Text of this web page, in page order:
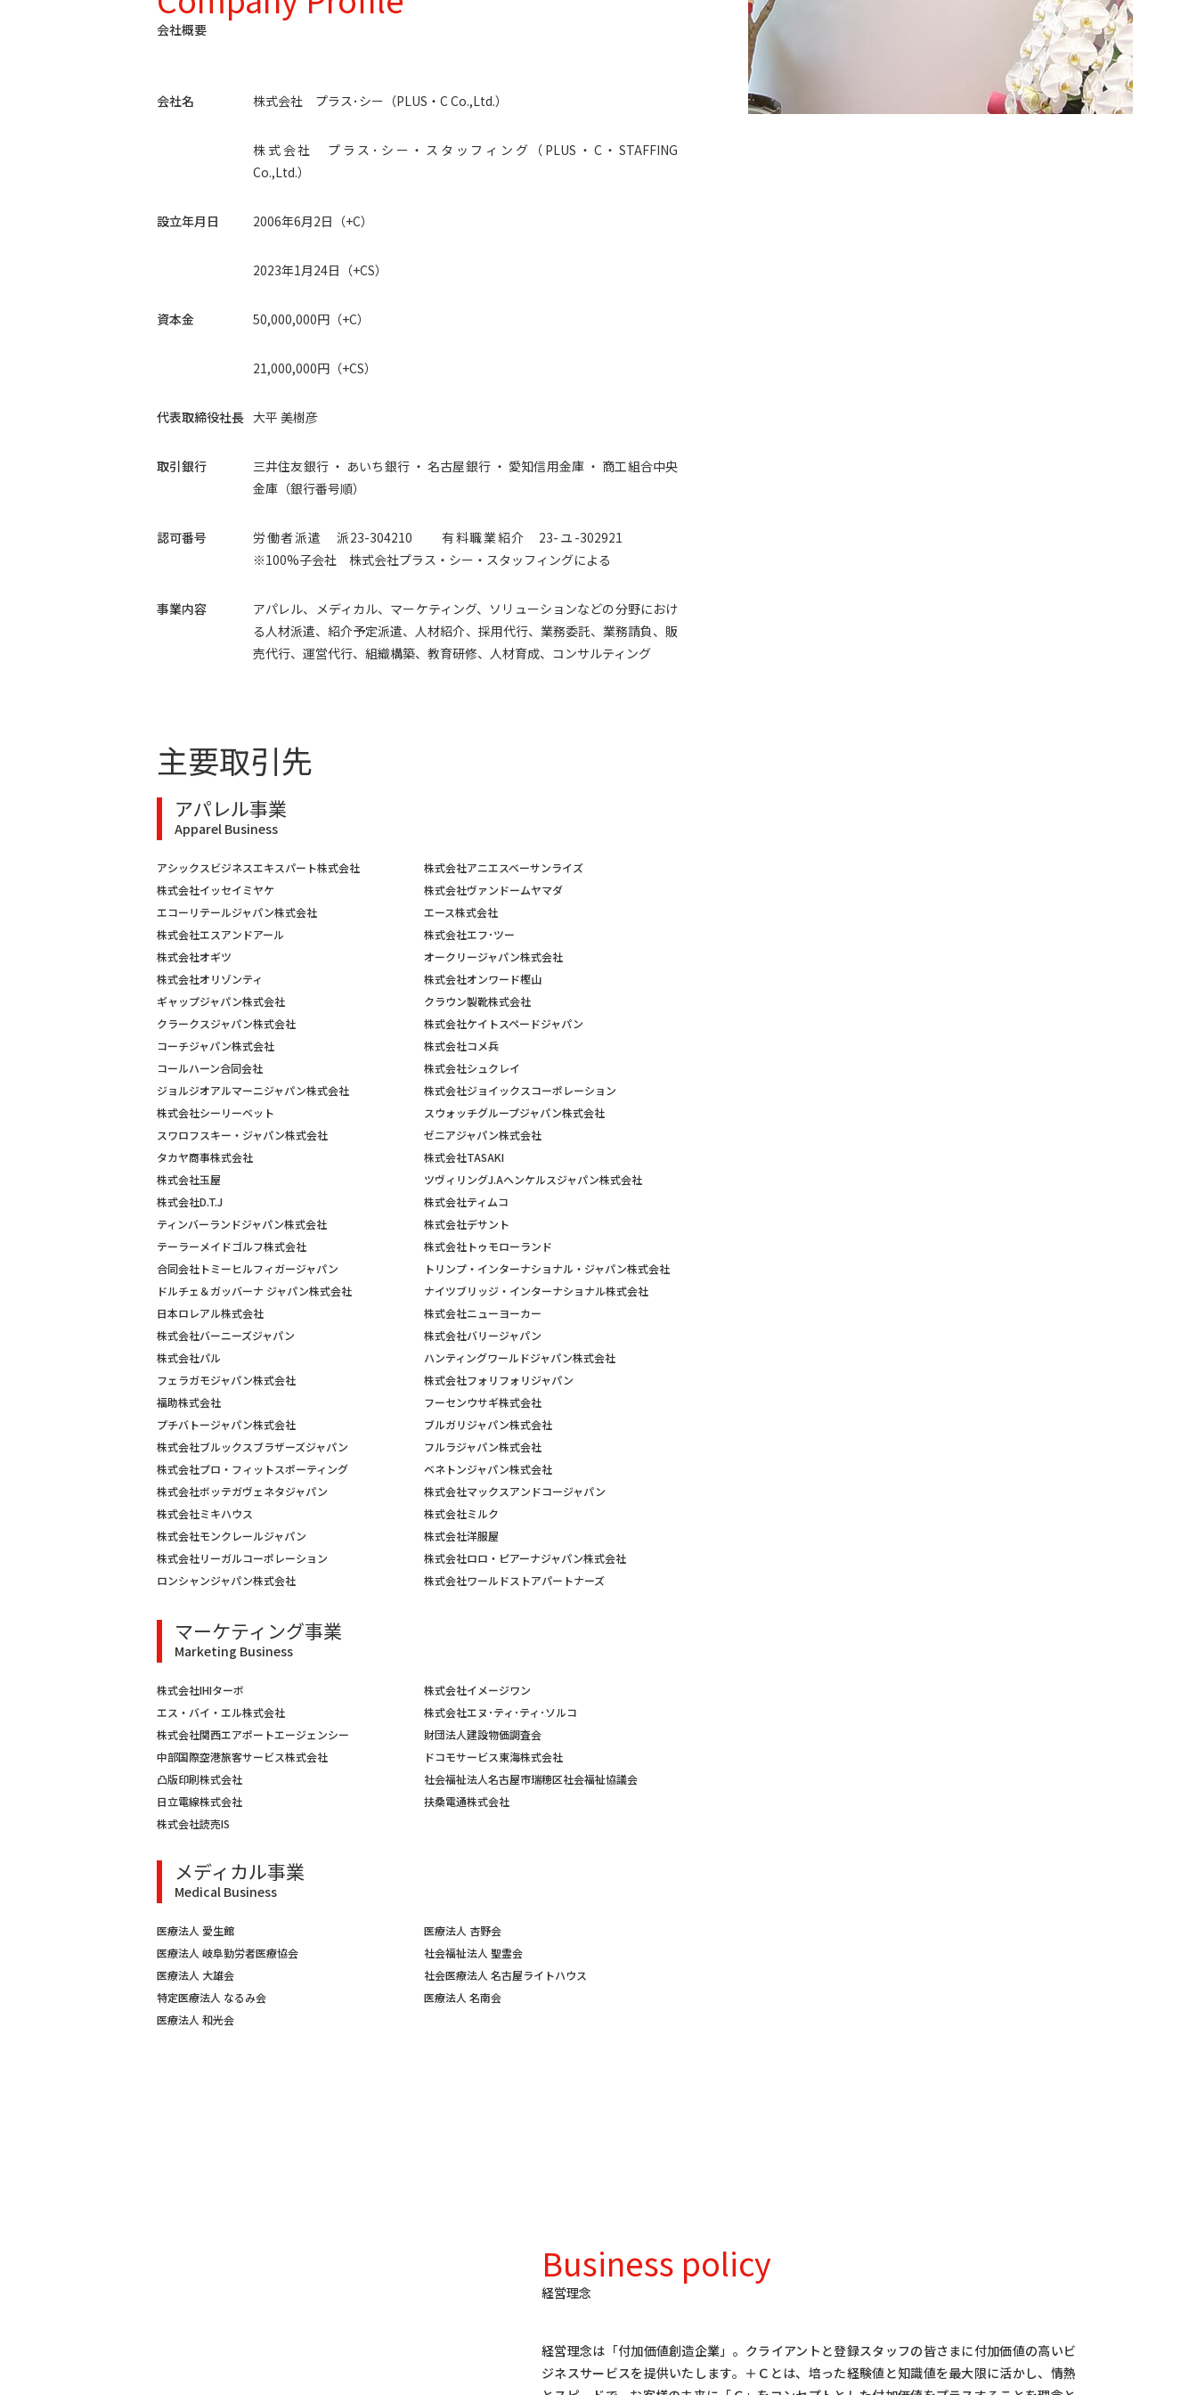
会社概要
会社名 株式会社 プラス･シー（PLUS・C Co.,Ltd.）
株式会社 プラス･シー・スタッフィング（PLUS・C・STAFFING
Co.,Ltd.）
設立年月日 2006年6月2日（+C）
2023年1月24日（+CS）
資本金 50,000,000円（+C）
21,000,000円（+CS）
代表取締役社長 大平 美樹彦
取引銀行
三井住友銀行 ・ あいち銀行 ・ 名古屋銀行 ・ 愛知信用金庫 ・ 商工組合中央
金庫（銀行番号順）
認可番号
労働者派遣 派23-304210 有料職業紹介 23-ユ-302921
※100%子会社 株式会社プラス・シー・スタッフィングによる
事業内容
アパレル、メディカル、マーケティング、ソリューションなどの分野におけ
る人材派遣、紹介予定派遣、人材紹介、採用代行、業務委託、業務請負、販
売代行、運営代行、組織構築、教育研修、人材育成、コンサルティング
主要取引先
アパレル事業
Apparel Business
アシックスビジネスエキスパート株式会社
株式会社アニエスベーサンライズ
株式会社イッセイミヤケ
株式会社ヴァンドームヤマダ
エコーリテールジャパン株式会社
エース株式会社
株式会社エスアンドアール
株式会社エフ･ツー
株式会社オギツ
オークリージャパン株式会社
株式会社オリゾンティ
株式会社オンワード樫山
ギャップジャパン株式会社
クラウン製靴株式会社
クラークスジャパン株式会社
株式会社ケイトスペードジャパン
コーチジャパン株式会社
株式会社コメ兵
コールハーン合同会社
株式会社シュクレイ
ジョルジオアルマーニジャパン株式会社
株式会社ジョイックスコーポレーション
株式会社シーリーベット
スウォッチグループジャパン株式会社
スワロフスキー・ジャパン株式会社
ゼニアジャパン株式会社
タカヤ商事株式会社
株式会社TASAKI
株式会社玉屋
ツヴィリングJ.Aヘンケルスジャパン株式会社
株式会社D.T.J
株式会社ティムコ
ティンバーランドジャパン株式会社
株式会社デサント
テーラーメイドゴルフ株式会社
株式会社トゥモローランド
合同会社トミーヒルフィガージャパン
トリンプ・インターナショナル・ジャパン株式会社
ドルチェ＆ガッバーナ ジャパン株式会社
ナイツブリッジ・インターナショナル株式会社
日本ロレアル株式会社
株式会社ニューヨーカー
株式会社バーニーズジャパン
株式会社バリージャパン
株式会社パル
ハンティングワールドジャパン株式会社
フェラガモジャパン株式会社
株式会社フォリフォリジャパン
福助株式会社
フーセンウサギ株式会社
プチバトージャパン株式会社
ブルガリジャパン株式会社
株式会社ブルックスブラザーズジャパン
フルラジャパン株式会社
株式会社プロ・フィットスポーティング
ベネトンジャパン株式会社
株式会社ボッテガヴェネタジャパン
株式会社マックスアンドコージャパン
株式会社ミキハウス
株式会社ミルク
株式会社モンクレールジャパン
株式会社洋服屋
株式会社リーガルコーポレーション
株式会社ロロ・ピアーナジャパン株式会社
ロンシャンジャパン株式会社
株式会社ワールドストアパートナーズ
マーケティング事業
Marketing Business
株式会社IHIターボ
株式会社イメージワン
エス・バイ・エル株式会社
株式会社エヌ･ティ･ティ･ソルコ
株式会社関西エアポートエージェンシー
財団法人建設物価調査会
中部国際空港旅客サービス株式会社
ドコモサービス東海株式会社
凸版印刷株式会社
社会福祉法人名古屋市瑞穂区社会福祉協議会
日立電線株式会社
扶桑電通株式会社
株式会社読売IS
メディカル事業
Medical Business
医療法人 愛生館
医療法人 杏野会
医療法人 岐阜勤労者医療協会
社会福祉法人 聖霊会
医療法人 大雄会
社会医療法人 名古屋ライトハウス
特定医療法人 なるみ会
医療法人 名南会
医療法人 和光会
Business policy
経営理念
経営理念は「付加価値創造企業」。クライアントと登録スタッフの皆さまに付加価値の高いビ
ジネスサービスを提供いたします。＋Ｃとは、培った経験値と知識値を最大限に活かし、情熱